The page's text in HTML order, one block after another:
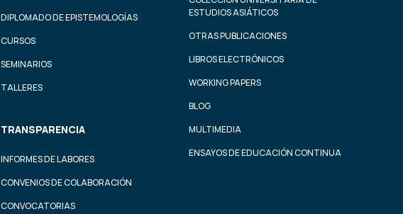
DIPLOMADO DE EPISTEMOLOGÍAS
CURSOS
SEMINARIOS
TALLERES
TRANSPARENCIA
INFORMES DE LABORES
CONVENIOS DE COLABORACIÓN
CONVOCATORIAS
ESTUDIOS ASIÁTICOS
OTRAS PUBLICACIONES
LIBROS ELECTRÓNICOS
WORKING PAPERS
BLOG
MULTIMEDIA
ENSAYOS DE EDUCACIÓN CONTINUA